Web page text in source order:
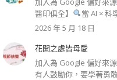
醫印俱全】
當 AI × 科
2026 年 5 月 18 日
花開之處皆母愛
加入為 Google 偏好來
有人鼓勵你，要學著勇